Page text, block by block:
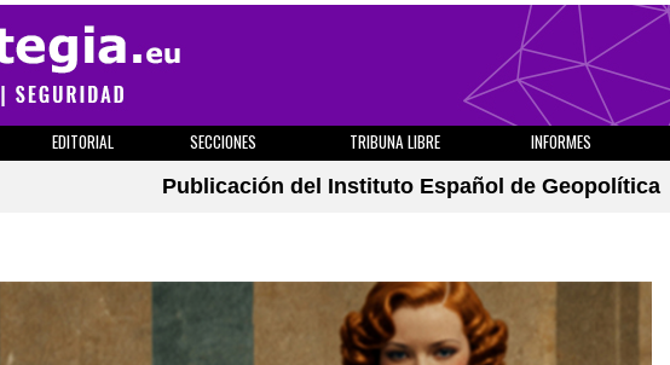
EDITORIAL SECCIONES TRIBUNA LIBRE INFORMES
Publicación del Instituto Español de Geopolítica